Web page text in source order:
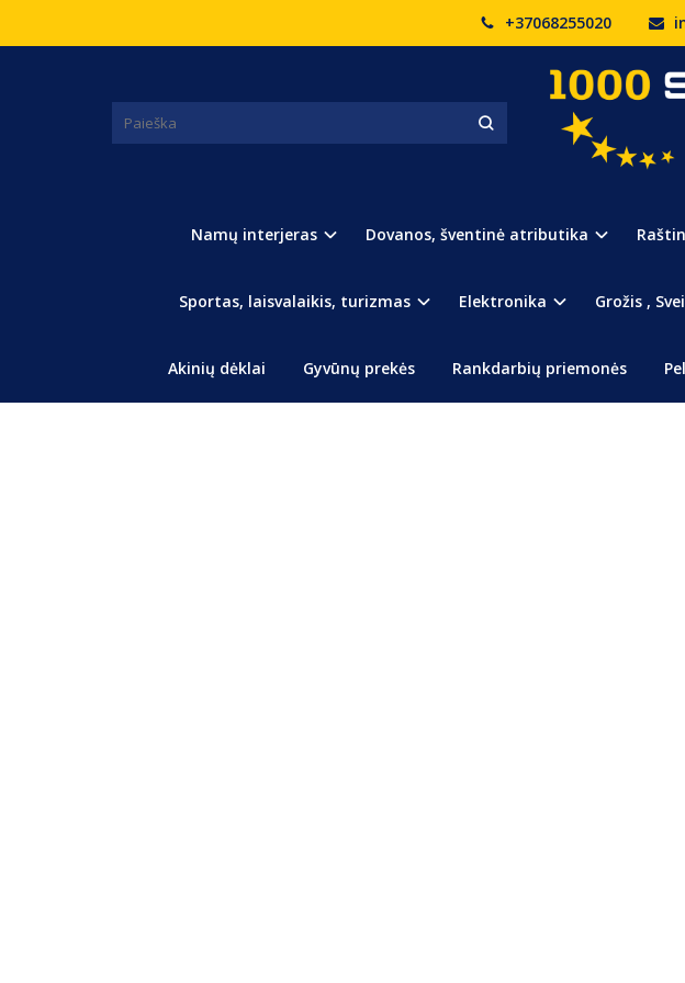
+37068255020
Namų interjeras Dovanos, šventinė atributika
Sportas, laisvalaikis, turizmas Elektronika Grožis ,
Akinių dėklai Gyvūnų prekės Rankdarbių priemonės
Pagrindinis Statulėlės, suvenyrai, vazos Sulankstoma Plastikinė Vaza Gėlėms
SULANKSTOMA PLASTIKINĖ VAZA GĖLĖMS